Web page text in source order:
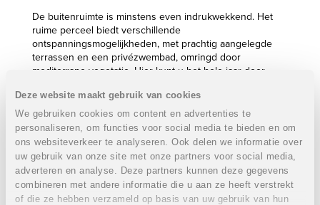
Deze website maakt gebruik van cookies
We gebruiken cookies om content en advertenties te
personaliseren, om functies voor social media te bieden en om
ons websiteverkeer te analyseren. Ook delen we informatie over
uw gebruik van onze site met onze partners voor social media,
adverteren en analyse. Deze partners kunnen deze gegevens
combineren met andere informatie die u aan ze heeft verstrekt
of die ze hebben verzameld op basis van uw gebruik van hun
De buitenruimte is minstens even indrukwekkend. Het
ruime perceel biedt verschillende
ontspanningsmogelijkheden, met prachtig aangelegde
terrassen en een privézwembad, omringd door
mediterrane vegetatie. Hier kunt u het hele jaar door
exclusieve locatie te bieden heeft.
De ligging van deze villa is zonder meer uniek. Jávea
staat bekend om zijn adembenemende landschappen,
charmante oude stadskern, mooie baaien met
kristalhelder water en uitstekende voorzieningen. Of u nu
houdt van golf, watersport, wandelingen in de natuur of
gastronomisch genieten: deze locatie biedt het allemaal.